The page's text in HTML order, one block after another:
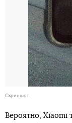
Скриншот
Вероятно, Xiaomi